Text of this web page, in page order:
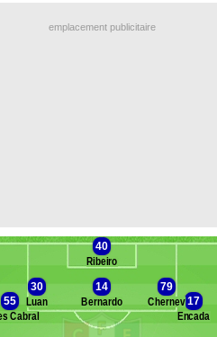
: Medina vers Leverkusen pour 25 M€
emplacement publicitaire
des remplaçantsEstrela Amadora
40
Ribeiro
30
Luan
14
Bernardo
79
Chernev
55
Cabral
17
Encada